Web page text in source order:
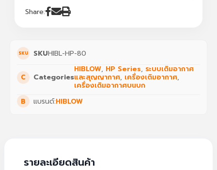
Share:
SKUHIBL-HP-80
Categories
HIBLOW, HP Series, ระบบเติมอากาศ
และสุญญากาศ, เครื่องเติมอากาศ,
เครื่องเติมอากาศบนบก
แบรนด์:HIBLOW
รายละเอียดสินค้า